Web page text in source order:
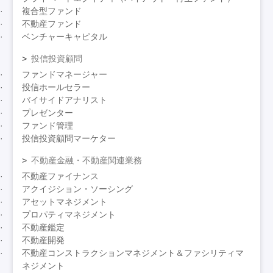
複合型ファンド
不動産ファンド
ベンチャーキャピタル
投信投資顧問
ファンドマネージャー
投信ホールセラー
バイサイドアナリスト
プレゼンター
ファンド管理
投信投資顧問マーケター
不動産金融・不動産関連業務
不動産ファイナンス
アクイジション・ソーシング
アセットマネジメント
プロパティマネジメント
不動産鑑定
不動産開発
不動産コンストラクションマネジメント＆ファシリティマ
ネジメント